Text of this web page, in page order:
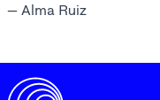
— Alma Ruiz